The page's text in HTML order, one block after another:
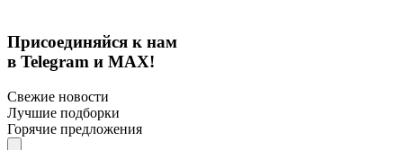
Присоединяйся к нам
в Telegram и MAX!
Свежие новости
Лучшие подборки
Горячие предложения